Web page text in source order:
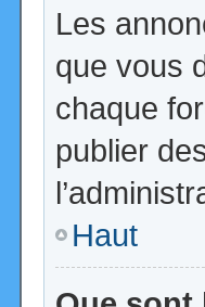
Les
que vous
chaque
publier
Haut